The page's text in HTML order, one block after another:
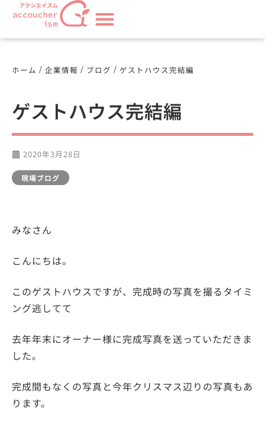
ホーム / 企業情報 / ブログ / ゲストハウス完結編
ゲストハウス完結編
2020年3月28日
現場ブログ
みなさん
こんにちは。
このゲストハウスですが、完成時の写真を撮るタイミ
ング逃してて
去年年末にオーナー様に完成写真を送っていただきま
した。
完成間もなくの写真と今年クリスマス辺りの写真もあ
ります。